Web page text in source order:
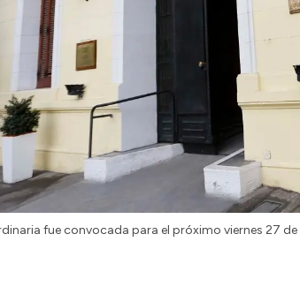
fue convocada para el próximo viernes 27 de